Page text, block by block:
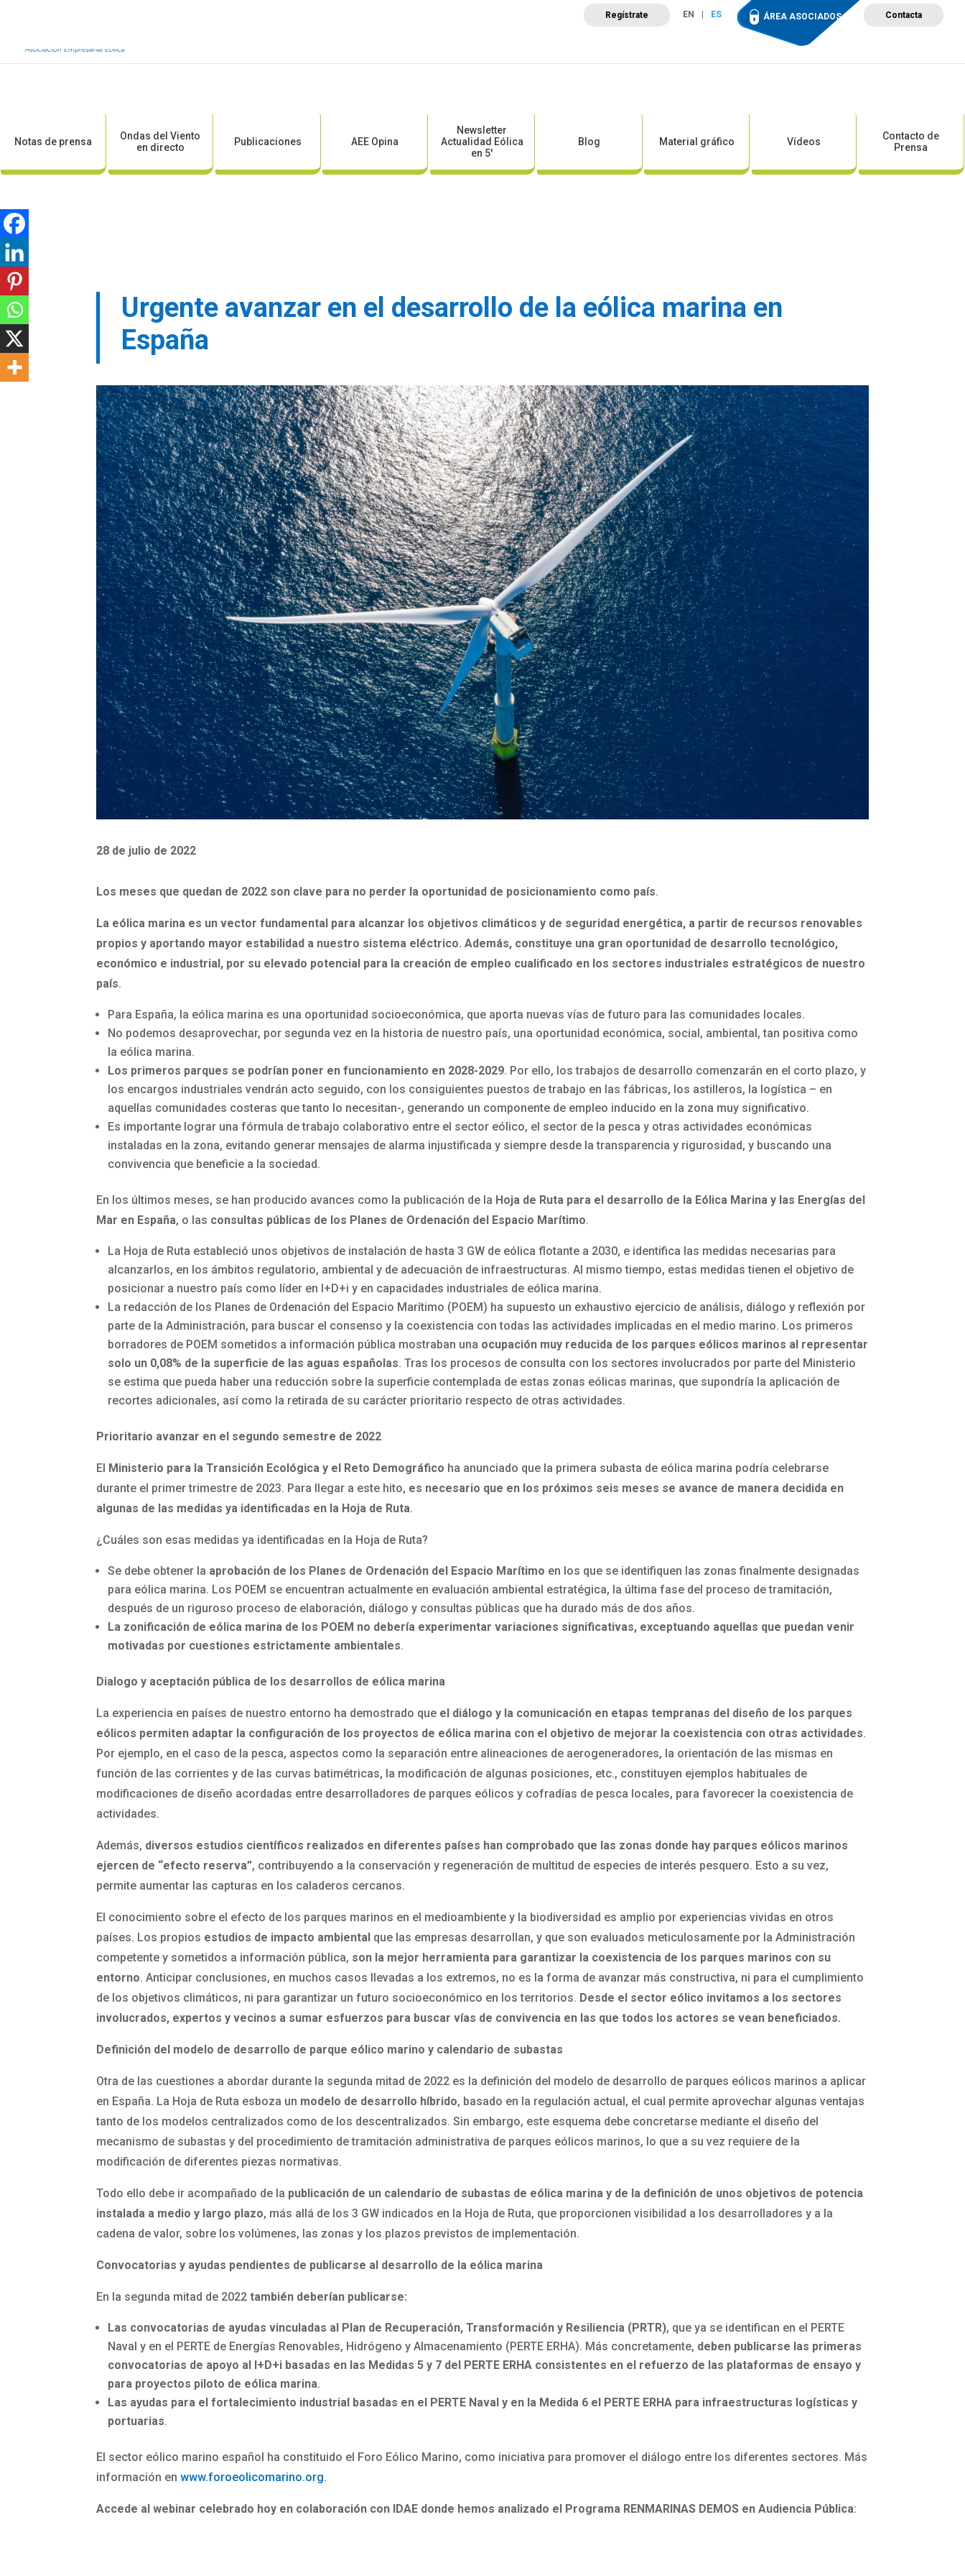
Regístrate EN ES ÁREA ASOCIADOS Contacta
Campus de Formación
Notas de prensa
Ondas del Viento
en directo
Publicaciones AEE Opina
Newsletter
Actualidad Eólica
en 5′
Blog Material gráfico Vídeos
Contacto de
Prensa
Urgente avanzar en el desarrollo de la eólica marina en
España
28 de julio de 2022
Los meses que quedan de 2022 son clave para no perder la oportunidad de posicionamiento como país.
La eólica marina es un vector fundamental para alcanzar los objetivos climáticos y de seguridad energética, a partir de recursos renovables
propios y aportando mayor estabilidad a nuestro sistema eléctrico. Además, constituye una gran oportunidad de desarrollo tecnológico,
económico e industrial, por su elevado potencial para la creación de empleo cualificado en los sectores industriales estratégicos de nuestro
país.
Para España, la eólica marina es una oportunidad socioeconómica, que aporta nuevas vías de futuro para las comunidades locales.
No podemos desaprovechar, por segunda vez en la historia de nuestro país, una oportunidad económica, social, ambiental, tan positiva como
la eólica marina.
Los primeros parques se podrían poner en funcionamiento en 2028-2029. Por ello, los trabajos de desarrollo comenzarán en el corto plazo, y
los encargos industriales vendrán acto seguido, con los consiguientes puestos de trabajo en las fábricas, los astilleros, la logística – en
aquellas comunidades costeras que tanto lo necesitan-, generando un componente de empleo inducido en la zona muy significativo.
Es importante lograr una fórmula de trabajo colaborativo entre el sector eólico, el sector de la pesca y otras actividades económicas
instaladas en la zona, evitando generar mensajes de alarma injustificada y siempre desde la transparencia y rigurosidad, y buscando una
convivencia que beneficie a la sociedad.
En los últimos meses, se han producido avances como la publicación de la Hoja de Ruta para el desarrollo de la Eólica Marina y las Energías del
Mar en España, o las consultas públicas de los Planes de Ordenación del Espacio Marítimo.
La Hoja de Ruta estableció unos objetivos de instalación de hasta 3 GW de eólica flotante a 2030, e identifica las medidas necesarias para
alcanzarlos, en los ámbitos regulatorio, ambiental y de adecuación de infraestructuras. Al mismo tiempo, estas medidas tienen el objetivo de
posicionar a nuestro país como líder en I+D+i y en capacidades industriales de eólica marina.
La redacción de los Planes de Ordenación del Espacio Marítimo (POEM) ha supuesto un exhaustivo ejercicio de análisis, diálogo y reflexión por
parte de la Administración, para buscar el consenso y la coexistencia con todas las actividades implicadas en el medio marino. Los primeros
borradores de POEM sometidos a información pública mostraban una ocupación muy reducida de los parques eólicos marinos al representar
solo un 0,08% de la superficie de las aguas españolas. Tras los procesos de consulta con los sectores involucrados por parte del Ministerio
se estima que pueda haber una reducción sobre la superficie contemplada de estas zonas eólicas marinas, que supondría la aplicación de
recortes adicionales, así como la retirada de su carácter prioritario respecto de otras actividades.
Prioritario avanzar en el segundo semestre de 2022
El Ministerio para la Transición Ecológica y el Reto Demográfico ha anunciado que la primera subasta de eólica marina podría celebrarse
durante el primer trimestre de 2023. Para llegar a este hito, es necesario que en los próximos seis meses se avance de manera decidida en
algunas de las medidas ya identificadas en la Hoja de Ruta.
¿Cuáles son esas medidas ya identificadas en la Hoja de Ruta?
Se debe obtener la aprobación de los Planes de Ordenación del Espacio Marítimo en los que se identifiquen las zonas finalmente designadas
para eólica marina. Los POEM se encuentran actualmente en evaluación ambiental estratégica, la última fase del proceso de tramitación,
después de un riguroso proceso de elaboración, diálogo y consultas públicas que ha durado más de dos años.
La zonificación de eólica marina de los POEM no debería experimentar variaciones significativas, exceptuando aquellas que puedan venir
motivadas por cuestiones estrictamente ambientales.
Dialogo y aceptación pública de los desarrollos de eólica marina
La experiencia en países de nuestro entorno ha demostrado que el diálogo y la comunicación en etapas tempranas del diseño de los parques
eólicos permiten adaptar la configuración de los proyectos de eólica marina con el objetivo de mejorar la coexistencia con otras actividades.
Por ejemplo, en el caso de la pesca, aspectos como la separación entre alineaciones de aerogeneradores, la orientación de las mismas en
función de las corrientes y de las curvas batimétricas, la modificación de algunas posiciones, etc., constituyen ejemplos habituales de
modificaciones de diseño acordadas entre desarrolladores de parques eólicos y cofradías de pesca locales, para favorecer la coexistencia de
actividades.
Además, diversos estudios científicos realizados en diferentes países han comprobado que las zonas donde hay parques eólicos marinos
ejercen de “efecto reserva”, contribuyendo a la conservación y regeneración de multitud de especies de interés pesquero. Esto a su vez,
permite aumentar las capturas en los caladeros cercanos.
El conocimiento sobre el efecto de los parques marinos en el medioambiente y la biodiversidad es amplio por experiencias vividas en otros
países. Los propios estudios de impacto ambiental que las empresas desarrollan, y que son evaluados meticulosamente por la Administración
competente y sometidos a información pública, son la mejor herramienta para garantizar la coexistencia de los parques marinos con su
entorno. Anticipar conclusiones, en muchos casos llevadas a los extremos, no es la forma de avanzar más constructiva, ni para el cumplimiento
de los objetivos climáticos, ni para garantizar un futuro socioeconómico en los territorios. Desde el sector eólico invitamos a los sectores
involucrados, expertos y vecinos a sumar esfuerzos para buscar vías de convivencia en las que todos los actores se vean beneficiados.
Definición del modelo de desarrollo de parque eólico marino y calendario de subastas
Otra de las cuestiones a abordar durante la segunda mitad de 2022 es la definición del modelo de desarrollo de parques eólicos marinos a aplicar
en España. La Hoja de Ruta esboza un modelo de desarrollo híbrido, basado en la regulación actual, el cual permite aprovechar algunas ventajas
tanto de los modelos centralizados como de los descentralizados. Sin embargo, este esquema debe concretarse mediante el diseño del
mecanismo de subastas y del procedimiento de tramitación administrativa de parques eólicos marinos, lo que a su vez requiere de la
modificación de diferentes piezas normativas.
Todo ello debe ir acompañado de la publicación de un calendario de subastas de eólica marina y de la definición de unos objetivos de potencia
instalada a medio y largo plazo, más allá de los 3 GW indicados en la Hoja de Ruta, que proporcionen visibilidad a los desarrolladores y a la
cadena de valor, sobre los volúmenes, las zonas y los plazos previstos de implementación.
Convocatorias y ayudas pendientes de publicarse al desarrollo de la eólica marina
En la segunda mitad de 2022también deberían publicarse:
Las convocatorias de ayudas vinculadas al Plan de Recuperación, Transformación y Resiliencia (PRTR), que ya se identifican en el PERTE
Naval y en el PERTE de Energías Renovables, Hidrógeno y Almacenamiento (PERTE ERHA). Más concretamente, deben publicarse las primeras
convocatorias de apoyo al I+D+i basadas en las Medidas 5 y 7 del PERTE ERHA consistentes en el refuerzo de las plataformas de ensayo y
para proyectos piloto de eólica marina.
Las ayudas para el fortalecimiento industrial basadas en el PERTE Naval y en la Medida 6 el PERTE ERHA para infraestructuras logísticas y
portuarias.
El sector eólico marino español ha constituido el Foro Eólico Marino, como iniciativa para promover el diálogo entre los diferentes sectores. Más
información enwww.foroeolicomarino.org.
Accede al webinar celebrado hoy en colaboración con IDAE donde hemos analizado el Programa RENMARINAS DEMOS en Audiencia Pública: